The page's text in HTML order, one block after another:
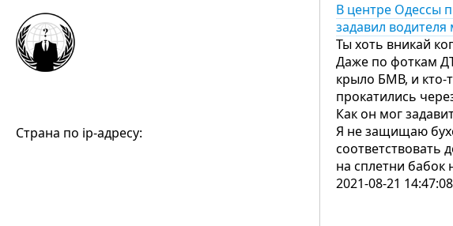
Страна по ip-адресу:
В центре Одессы
задавил
Ты хоть вникай
Даже по фоткам
крыло БМВ, и кто-
прокатились
Как он мог
Я не защищаю
соответствовать
на сплетни бабок
2021-08-21 14:47:08